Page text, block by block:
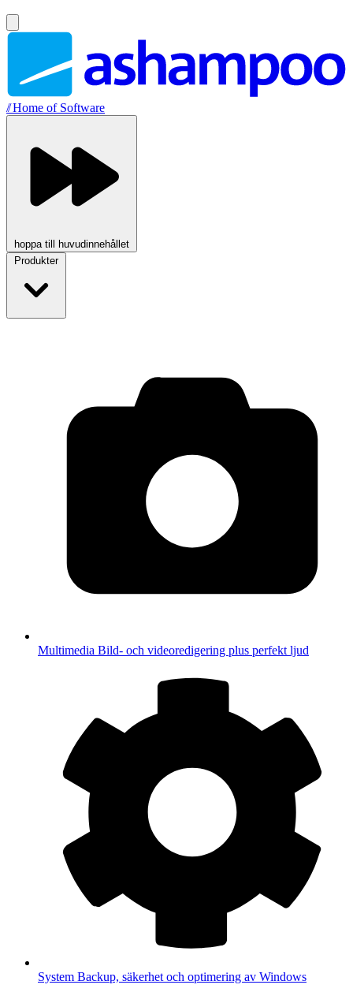
//Home of Software
hoppa till huvudinnehållet
Produkter
Multimedia Bild- och videoredigering plus perfekt ljud
System Backup, säkerhet och optimering av Windows